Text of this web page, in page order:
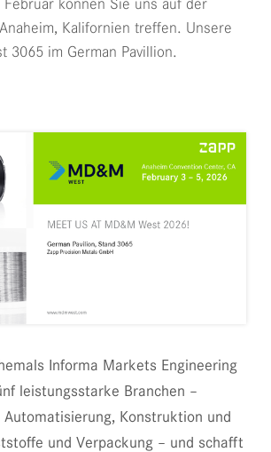
können Sie uns auf der
Kalifornien treffen. Unsere
3065 im German Pavillion.
Informa Markets Engineering
leistungsstarke Branchen –
Automatisierung, Konstruktion und
und Verpackung – und schafft